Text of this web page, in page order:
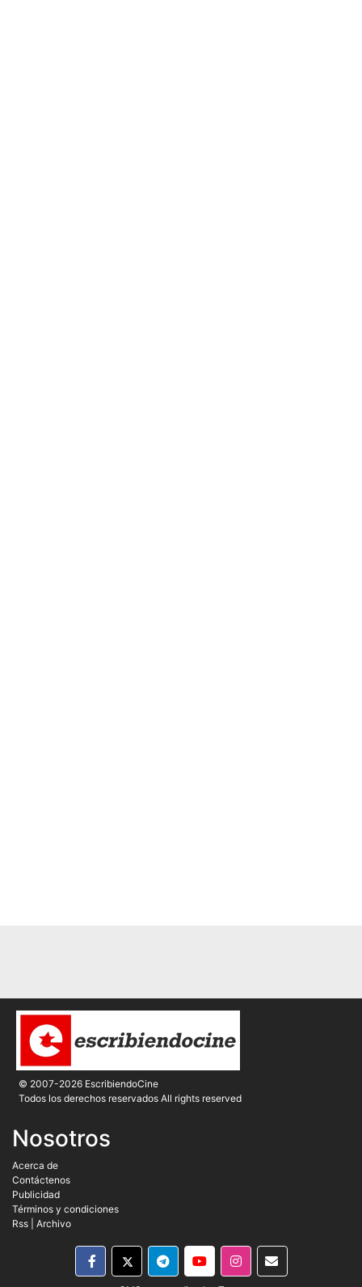
© 2007-2026 EscribiendoCine
Todos los derechos reservados All rights reserved
Nosotros
Acerca de
Contáctenos
Publicidad
Términos y condiciones
Rss
Archivo